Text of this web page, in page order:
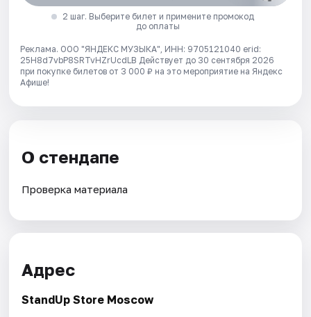
2 шаг. Выберите билет и примените промокод
до оплаты
Реклама. ООО "ЯНДЕКС МУЗЫКА", ИНН: 9705121040 erid:
25H8d7vbP8SRTvHZrUcdLB Действует до 30 сентября 2026
при покупке билетов от 3 000 ₽ на это мероприятие на Яндекс
Афише!
О стендапе
Проверка материала
Адрес
StandUp Store Moscow